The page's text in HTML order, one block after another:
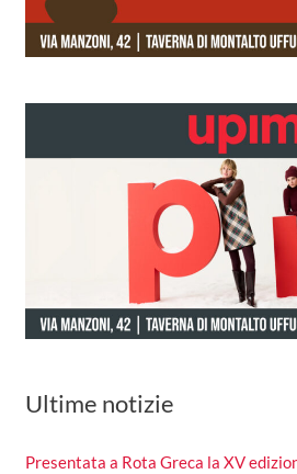
Ultime notizie
Presentata a Rota Greca la XV